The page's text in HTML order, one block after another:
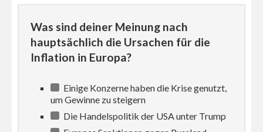
Was sind deiner Meinung nach
hauptsächlich die Ursachen für die
Inflation in Europa?
Einige Konzerne haben die Krise genutzt,
um Gewinne zu steigern
Die Handelspolitik der USA unter Trump